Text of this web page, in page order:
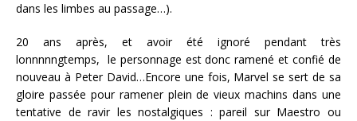
dans les limbes au passage…).
20 ans après, et avoir été ignoré pendant très
lonnnnngtemps, le personnage est donc ramené et confié de
nouveau à Peter David…Encore une fois, Marvel se sert de sa
gloire passée pour ramener plein de vieux machins dans une
tentative de ravir les nostalgiques : pareil sur Maestro ou